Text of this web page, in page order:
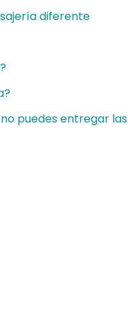
diferente
puedes entregar las